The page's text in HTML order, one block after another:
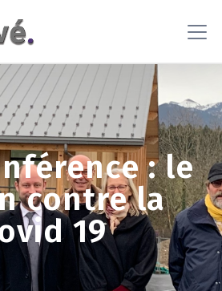
: le
contre la
19
vous proposer des contenus et